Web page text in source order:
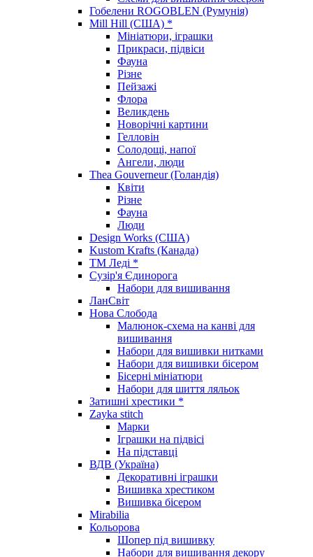
Гобелени ROGOBLEN (Румунія)
Mill Hill (США) *
Мініатюри, іграшки
Прикраси, підвіси
Фауна
Різне
Пейзажі
Флора
Великдень
Новорічні картини
Гелловін
Солодощі, напої
Ангели, люди
Thea Gouverneur (Голандія)
Квіти
Різне
Фауна
Люди
Design Works (США)
Kustom Krafts (Канада)
ТМ Леді *
Сузір'я Єдинорога
Набори для вишивання
ЛанСвіт
Нова Слобода
Малюнок-схема на канві для
вишивання
Набори для вишивки нитками
Набори для вишивки бісером
Бісерні мініатюри
Набори для шиття ляльок
Затишні хрестики *
Zayka stitch
Марки
Іграшки на підвісі
На підставці
ВДВ (Україна)
Декоративні іграшки
Вишивка хрестиком
Вишивка бісером
Mirabilia
Кольорова
Шопер під вишивку
Набори для вишивання декору